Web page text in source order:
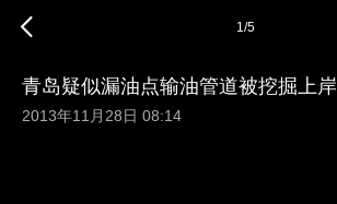
1/5
青岛疑似漏油点输油管道被挖掘上岸
2013年11月28日 08:14